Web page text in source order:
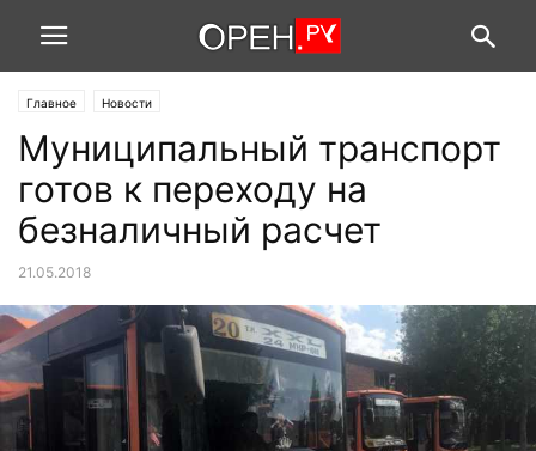
Главное Новости
Муниципальный транспорт
готов к переходу на
безналичный расчет
21.05.2018